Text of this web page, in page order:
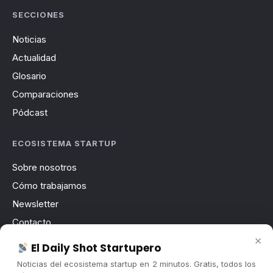
SECCIONES
Noticias
Actualidad
Glosario
Comparaciones
Pódcast
ECOSISTEMA STARTUP
Sobre nosotros
Cómo trabajamos
Newsletter
Contacto
Publicidad
Convocatorias
×
El Daily Shot Startupero
Noticias del ecosistema startup en 2 minutos. Gratis, todos los